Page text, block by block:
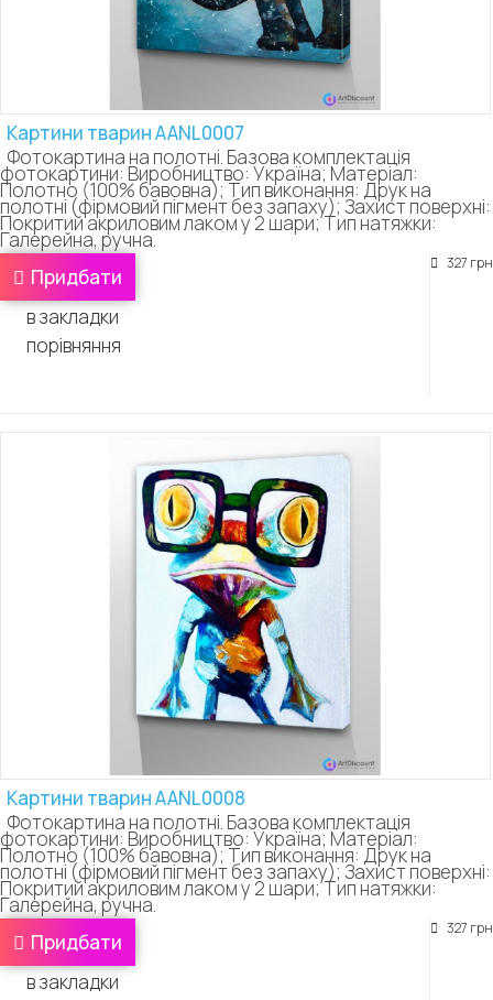
Картини тварин AANL0007
Фотокартина на полотні. Базова комплектація
фотокартини: Виробництво: Україна; Матеріал:
Полотно (100% бавовна); Тип виконання: Друк на
полотні (фірмовий пігмент без запаху); Захист поверхні:
Покритий акриловим лаком у 2 шари; Тип натяжки:
Галерейна, ручна.
327 грн
Придбати
в закладки
порівняння
Картини тварин AANL0008
Фотокартина на полотні. Базова комплектація
фотокартини: Виробництво: Україна; Матеріал:
Полотно (100% бавовна); Тип виконання: Друк на
полотні (фірмовий пігмент без запаху); Захист поверхні:
Покритий акриловим лаком у 2 шари; Тип натяжки:
Галерейна, ручна.
327 грн
Придбати
в закладки